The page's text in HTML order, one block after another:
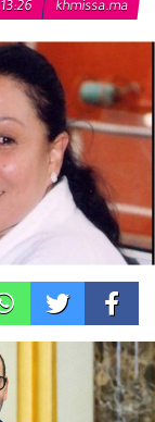
khmissa.ma 13:26 - 14 أبريل 2021